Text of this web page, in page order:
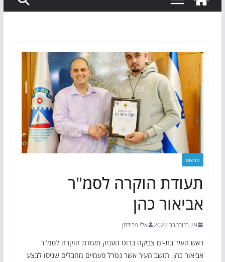
חדשות
תעודת הוקרה לסמ"ר
אביאור כהן
29 בנובמבר 2022 אלי פרידמן
ראש העיר בת-ים צביקה ברוט העניק תעודת הוקרה לסמ"ר
אביאור כהן, תושב העיר אשר נטרל פעמיים מחבלים שניסו לבצע